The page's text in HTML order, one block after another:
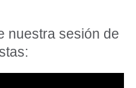
nuestra sesión de